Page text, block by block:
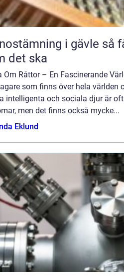
i gävle så får du pianot att låta
det ska
Om Råttor – En Fascinerande
som finns över hela världen
intelligenta och sociala djur är
men det finns också mycke...
Eklund